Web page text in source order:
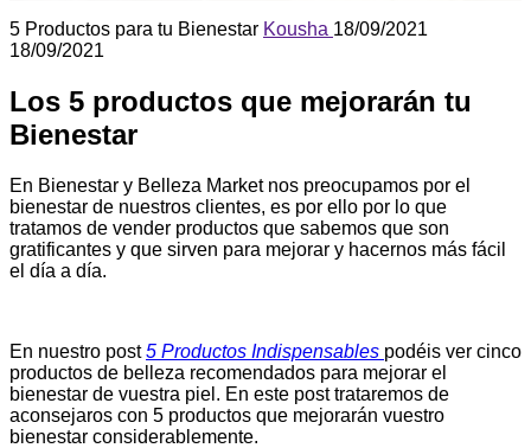
5 Productos para tu Bienestar Kousha 18/09/2021
18/09/2021
Los 5 productos que mejorarán tu
Bienestar
En Bienestar y Belleza Market nos preocupamos por el
bienestar de nuestros clientes, es por ello por lo que
tratamos de vender productos que sabemos que son
gratificantes y que sirven para mejorar y hacernos más fácil
el día a día.
En nuestro post5 Productos Indispensables podéis ver cinco
productos de belleza recomendados para mejorar el
bienestar de vuestra piel. En este post trataremos de
aconsejaros con 5 productos que mejorarán vuestro
bienestar considerablemente.